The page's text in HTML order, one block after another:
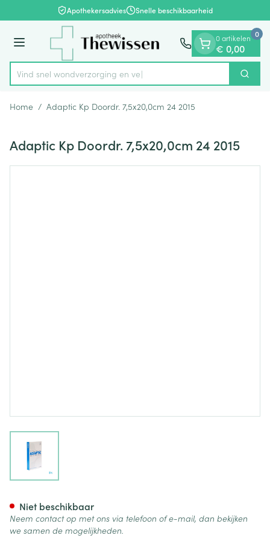
Ga naar de inhoudApothekersadvies Snelle beschikbaarheid
Menu
Product, merk, categorie...
Vind snel wondverzorgi Zoek
0 artikelen
€ 0,00
0
Home / Adaptic Kp Doordr. 7,5x20,0cm 24 2015
Adaptic Kp Doordr. 7,5x20,0cm 24 2015
View larger image
Niet beschikbaar
Neem contact op met ons via telefoon of e-mail, dan bekijken
we samen de mogelijkheden.